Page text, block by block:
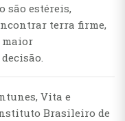
são estéreis,
terra firme,
maior
Vita e
Brasileiro de